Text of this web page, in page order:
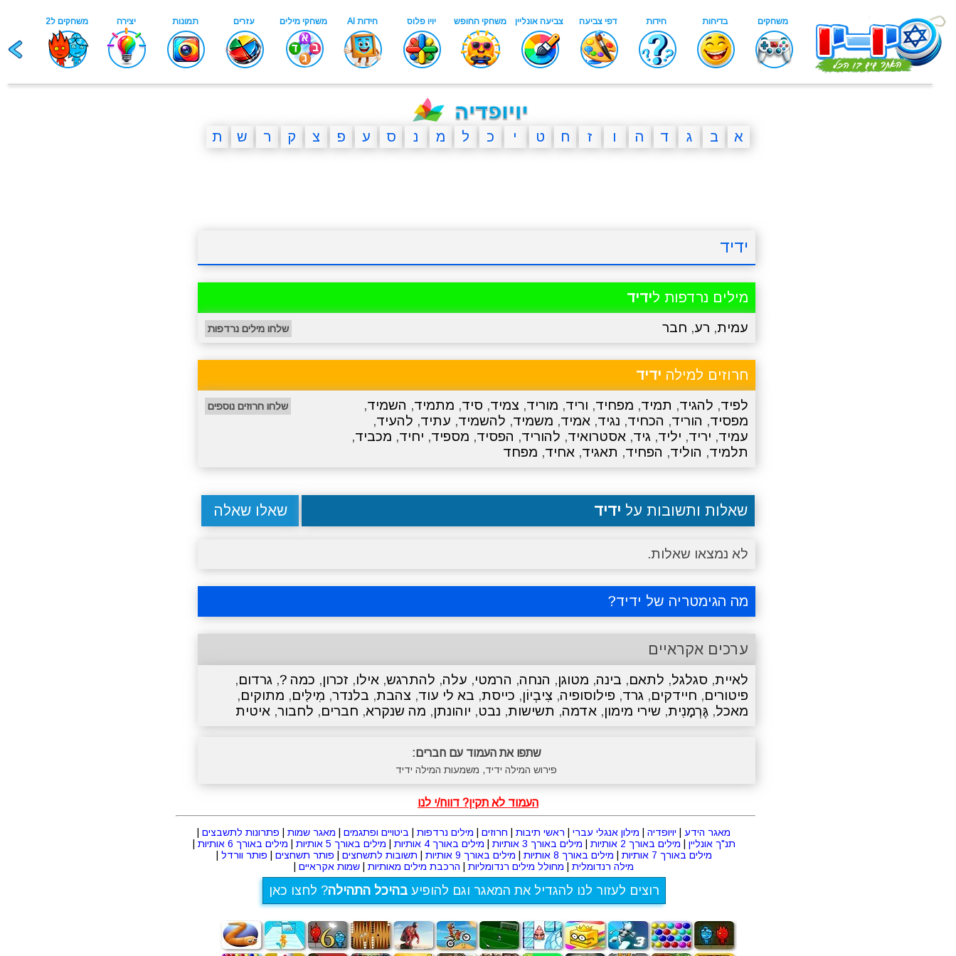
א ב ג ד ה ו ז ח ט י כ ל מ נ ס ע פ צ ק ר ש ת
ידיד
מילים נרדפות לידיד
עמית, רע, חבר שלחו מילים נרדפות
חרוזים למילה ידיד
לפיד, להגיד, תמיד, מפחיד, וריד, מוריד, צמיד, סיד, מתמיד, השמיד,
מפסיד, הוריד, הכחיד, נגיד, אמיד, משמיד, להשמיד, עתיד, להעיד,
עמיד, יריד, יליד, גיד, אסטרואיד, להוריד, הפסיד, מספיד, יחיד, מכביד,
תלמיד, הוליד, הפחיד, תאגיד, אחיד, מפחד
שלחו חרוזים נוספים
שאלות ותשובות על ידיד שאלו שאלה
לא נמצאו שאלות.
מה הגימטריה של ידיד?
ערכים אקראיים
לאיית, סגלגל, לתאם, בינה, מטוגן, הנחה, הרמטי, עלה, להתרגש, אילו, זכרון, כמה ?, גרדום,
פיטורים, חיידקים, גרד, פילוסופיה, צִיבְיוֹן, כייסת, בא לי עוד, צהבת, בלנדר, מִילִּים, מתוקים,
מאכל, גֶּרְמָנִית, שירי מימון, אדמה, תשישות, נבט, יוהונתן, מה שנקרא, חברים, לחבור, איטית
שתפו את העמוד עם חברים:
פירוש המילה ידיד, משמעות המילה ידיד
העמוד לא תקין? דווח/י לנו
מאגר הידע יויופדיה מילון אנגלי עברי ראשי תיבות חרוזים מילים נרדפות ביטויים ופתגמים מאגר שמות פתרונות לתשבצים
תנ"ך אונליין
מילים באורך 2 אותיות מילים באורך 3 אותיות מילים באורך 4 אותיות מילים באורך 5 אותיות מילים באורך 6 אותיות
מילים באורך 7 אותיות
מילים באורך 8 אותיות מילים באורך 9 אותיות תשובות לתשחצים פותר תשחצים פותר וורדל
מילה רנדומלית
מחולל מילים רנדומליות הרכבת מילים מאותיות שמות אקראיים
רוצים לעזור לנו להגדיל את המאגר וגם להופיעבהיכל התהילה? לחצו כאן